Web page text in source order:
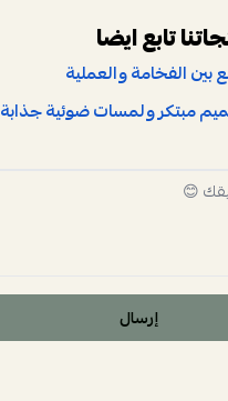
تابع ايضا
بين الفخامة والعملية
مبتكر ولمسات ضوئية جذابة
إرسال